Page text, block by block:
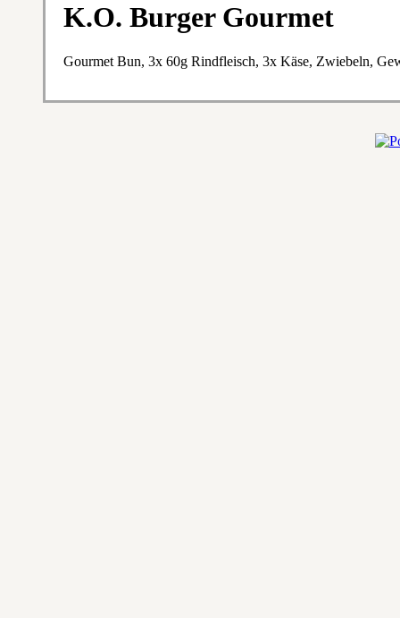
K.O. Burger Gourmet
Gourmet Bun, 3x 60g Rindfleisch, 3x Käse, Zwiebeln,